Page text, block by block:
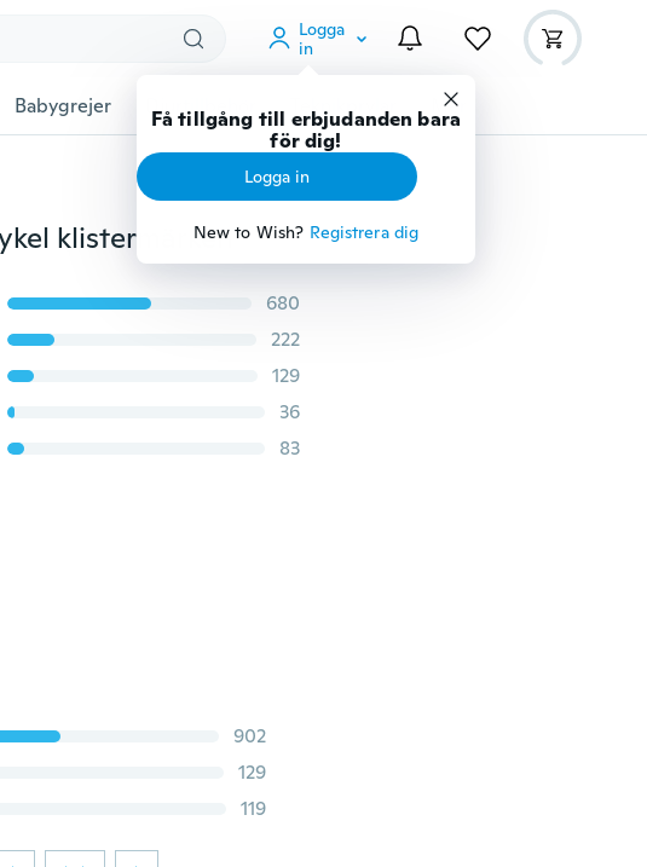
Logga
in
Få tillgång till erbjudanden bara
för dig!
Logga in
New to Wish? Registrera dig
Babygrejer Djurtillbehör Teknikprylar Mer
klistermärken
680
222
129
36
83
902
129
119